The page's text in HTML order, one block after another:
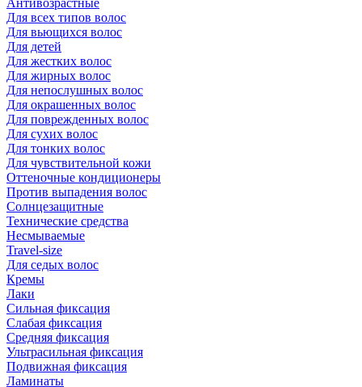
Антивозрастные
Для всех типов волос
Для вьющихся волос
Для детей
Для жестких волос
Для жирных волос
Для непослушных волос
Для окрашенных волос
Для поврежденных волос
Для сухих волос
Для тонких волос
Для чувствительной кожи
Оттеночные кондиционеры
Против выпадения волос
Солнцезащитные
Технические средства
Несмываемые
Travel-size
Для седых волос
Кремы
Лаки
Сильная фиксация
Слабая фиксация
Средняя фиксация
Ультрасильная фиксация
Подвижная фиксация
Ламинаты